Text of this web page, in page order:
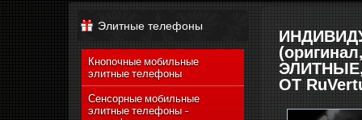
Элитные телефоны
Кнопочные мобильные
элитные телефоны
Сенсорные мобильные
элитные телефоны -
ОТ